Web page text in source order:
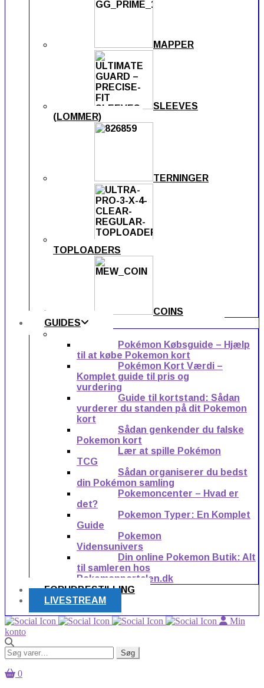
MAPPER
SLEEVES
(LOMMER)
TERNINGER
TOPLOADERS
COINS
GUIDES
Pokémon Købsguide – Hjælp
til at købe Pokemon kort
Pokémon Kort Værdi –
Komplet guide til pris og
vurdering
Guide til kortstand: Sådan
vurderer du standen på dit Pokemon
kort
Sådan genkender du falske
Pokemon kort
Lær at spille Pokémon
TCG
Sådan organiserer du bedst
din Pokémon samling
Pokemoncenter – Hvad er
det?
Pokemon Typer: En Komplet
Guide
Pokemon
Vidensunivers
Din online Pokemon Butik: Alt
til samleren hos
Pokemonportalen.dk
FORUDBESTILLING
LIVESTREAM
Min
konto
Søg
efter:
Søg
0